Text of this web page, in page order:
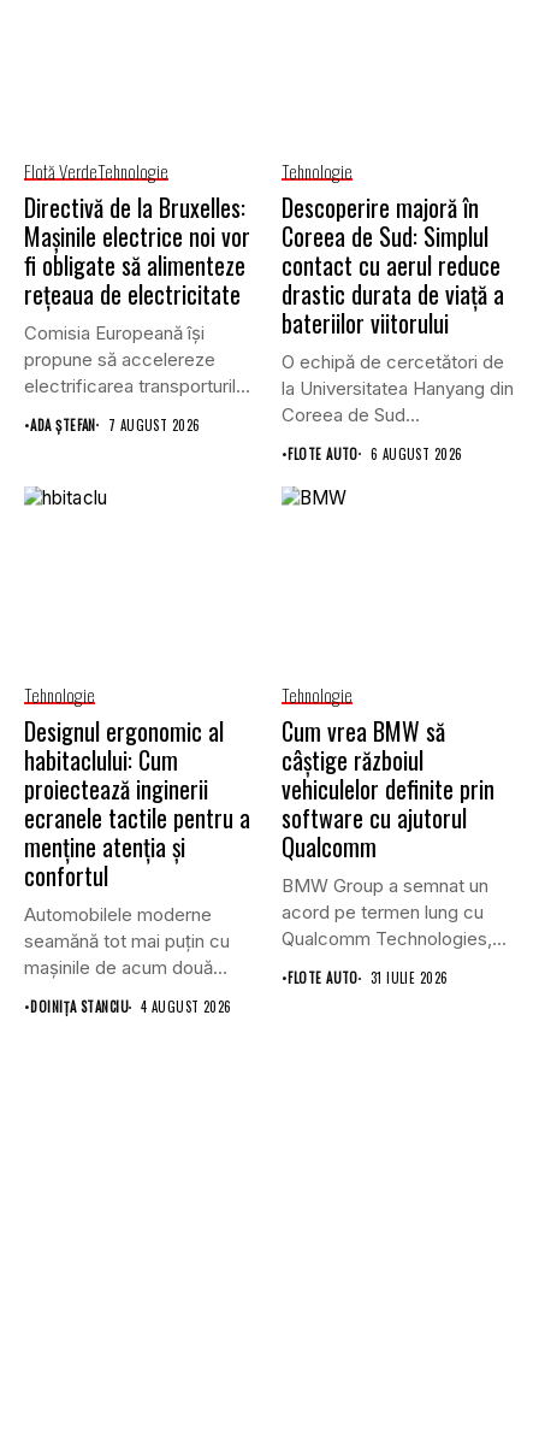
Flotă VerdeTehnologie
Directivă de la Bruxelles:
Mașinile electrice noi vor
fi obligate să alimenteze
rețeaua de electricitate
Comisia Europeană își
propune să accelereze
electrificarea transporturilor,
a clădirilor și a...
•ADA ȘTEFAN 7 AUGUST 2026
Tehnologie
Descoperire majoră în
Coreea de Sud: Simplul
contact cu aerul reduce
drastic durata de viață a
bateriilor viitorului
O echipă de cercetători de
la Universitatea Hanyang din
Coreea de Sud...
•FLOTE AUTO 6 AUGUST 2026
Tehnologie
Designul ergonomic al
habitaclului: Cum
proiectează inginerii
ecranele tactile pentru a
menține atenția și
confortul
Automobilele moderne
seamănă tot mai puțin cu
mașinile de acum două
decenii....
•DOINIŢA STANCIU 4 AUGUST 2026
Tehnologie
Cum vrea BMW să
câștige războiul
vehiculelor definite prin
software cu ajutorul
Qualcomm
BMW Group a semnat un
acord pe termen lung cu
Qualcomm Technologies,...
•FLOTE AUTO 31 IULIE 2026